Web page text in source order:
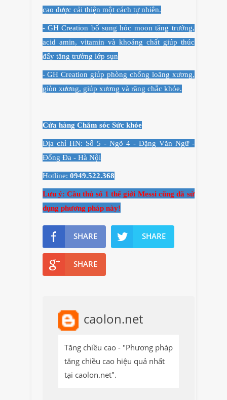
cao được cải thiện một cách tự nhiên.
- GH Creation bổ sung hóc moon tăng trưởng,
acid amin, vitamin và khoáng chất giúp thúc
đẩy tăng trưởng lớp sụn
- GH Creation giúp phòng chống loãng xương,
giòn xương, giúp xương và răng chắc khỏe.
Cửa hàng Chăm sóc Sức khỏe
Địa chỉ HN: Số 5 - Ngõ 4 - Đặng Văn Ngữ -
Đống Đa - Hà Nội
Hotline: 0949.522.368
Lưu ý: Cầu thủ số 1 thế giới Messi cũng đã sử
dụng phương pháp này!
SHARE SHARE
SHARE
caolon.net
Tăng chiều cao - "Phương pháp
tăng chiều cao hiệu quả nhất
tại caolon.net".